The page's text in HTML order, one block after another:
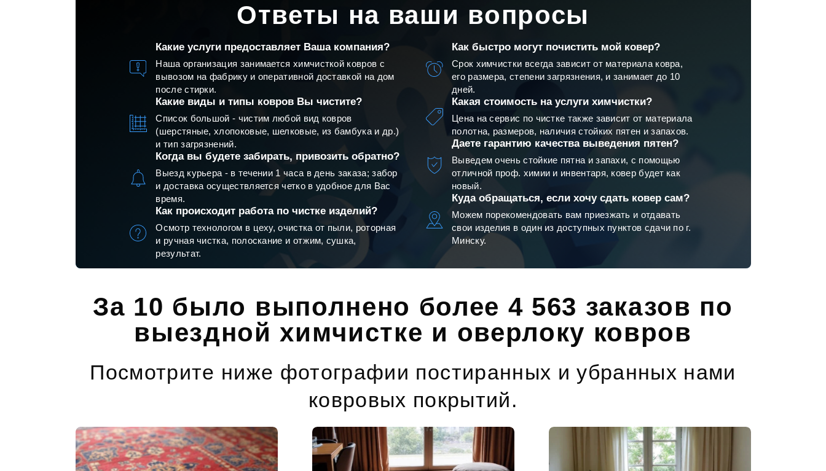
Ответы на ваши вопросы
Какие услуги предоставляет Ваша компания?
Наша организация занимается химчисткой ковров с
вывозом на фабрику и оперативной доставкой на дом
после стирки.
Какие виды и типы ковров Вы чистите?
Список большой - чистим любой вид ковров
(шерстяные, хлопоковые, шелковые, из бамбука и др.)
и тип загрязнений.
Когда вы будете забирать, привозить обратно?
Выезд курьера - в течении 1 часа в день заказа; забор
и доставка осуществляется четко в удобное для Вас
время.
Как происходит работа по чистке изделий?
Осмотр технологом в цеху, очистка от пыли, роторная
и ручная чистка, полоскание и отжим, сушка,
результат.
Как быстро могут почистить мой ковер?
Срок химчистки всегда зависит от материала ковра,
его размера, степени загрязнения, и занимает до 10
дней.
Какая стоимость на услуги химчистки?
Цена на сервис по чистке также зависит от материала
полотна, размеров, наличия стойких пятен и запахов.
Даете гарантию качества выведения пятен?
Выведем очень стойкие пятна и запахи, с помощью
отличной проф. химии и инвентаря, ковер будет как
новый.
Куда обращаться, если хочу сдать ковер сам?
Можем порекомендовать вам приезжать и отдавать
свои изделия в один из доступных пунктов сдачи по г.
Минску.
За 10 было выполнено более 4 563 заказов по
выездной химчистке и оверлоку ковров
Посмотрите ниже фотографии постиранных и убранных нами
ковровых покрытий.